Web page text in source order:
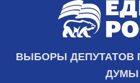
ВЫБОРЫ ДЕПУТАТОВ
ДУМЫ